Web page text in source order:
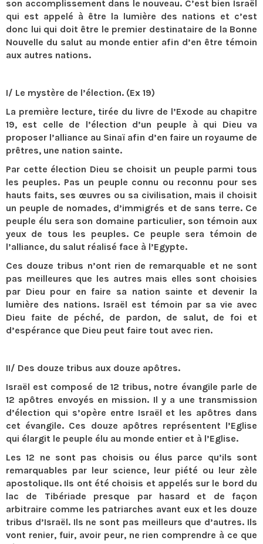
son accomplissement dans le nouveau. C’est bien Israël
qui est appelé à être la lumière des nations et c’est
donc lui qui doit être le premier destinataire de la Bonne
Nouvelle du salut au monde entier afin d’en être témoin
aux autres nations.
I/ Le mystère de l’élection. (Ex 19)
La première lecture, tirée du livre de l’Exode au chapitre
19, est celle de l’élection d’un peuple à qui Dieu va
proposer l’alliance au Sinaï afin d’en faire un royaume de
prêtres, une nation sainte.
Par cette élection Dieu se choisit un peuple parmi tous
les peuples. Pas un peuple connu ou reconnu pour ses
hauts faits, ses œuvres ou sa civilisation, mais il choisit
un peuple de nomades, d’immigrés et de sans terre. Ce
peuple élu sera son domaine particulier, son témoin aux
yeux de tous les peuples. Ce peuple sera témoin de
l’alliance, du salut réalisé face à l’Egypte.
Ces douze tribus n’ont rien de remarquable et ne sont
pas meilleures que les autres mais elles sont choisies
par Dieu pour en faire sa nation sainte et devenir la
lumière des nations. Israël est témoin par sa vie avec
Dieu faite de péché, de pardon, de salut, de foi et
d’espérance que Dieu peut faire tout avec rien.
II/ Des douze tribus aux douze apôtres.
Israël est composé de 12 tribus, notre évangile parle de
12 apôtres envoyés en mission. Il y a une transmission
d’élection qui s’opère entre Israël et les apôtres dans
cet évangile. Ces douze apôtres représentent l’Eglise
qui élargit le peuple élu au monde entier et à l’Eglise.
Les 12 ne sont pas choisis ou élus parce qu’ils sont
remarquables par leur science, leur piété ou leur zèle
apostolique. Ils ont été choisis et appelés sur le bord du
lac de Tibériade presque par hasard et de façon
arbitraire comme les patriarches avant eux et les douze
tribus d’Israël. Ils ne sont pas meilleurs que d’autres. Ils
vont renier, fuir, avoir peur, ne rien comprendre à ce que